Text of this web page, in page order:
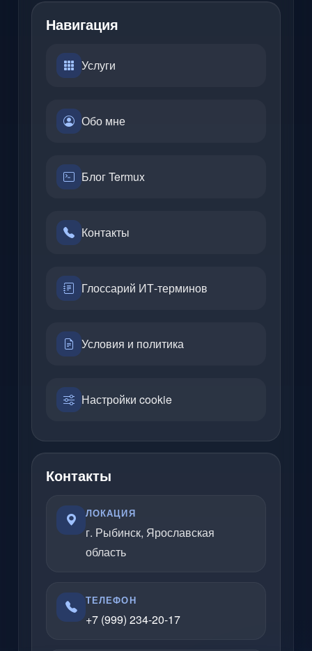
Навигация
Услуги
Обо мне
Блог Termux
Контакты
Глоссарий ИТ-терминов
Условия и политика
Настройки cookie
Контакты
ЛОКАЦИЯ
г. Рыбинск, Ярославская
область
ТЕЛЕФОН
+7 (999) 234-20-17